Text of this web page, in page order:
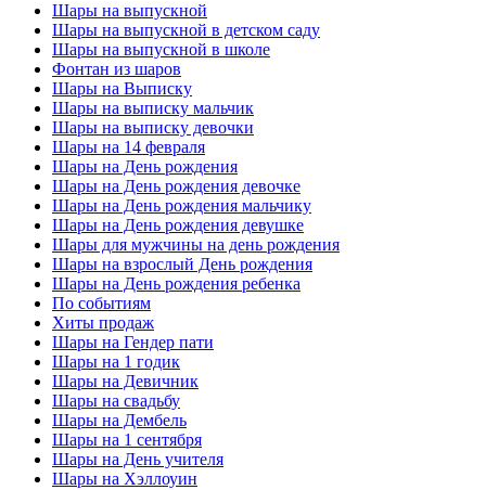
Шары на выпускной
Шары на выпускной в детском саду
Шары на выпускной в школе
Фонтан из шаров
Шары на Выписку
Шары на выписку мальчик
Шары на выписку девочки
Шары на 14 февраля
Шары на День рождения
Шары на День рождения девочке
Шары на День рождения мальчику
Шары на День рождения девушке
Шары для мужчины на день рождения
Шары на взрослый День рождения
Шары на День рождения ребенка
По событиям
Хиты продаж
Шары на Гендер пати
Шары на 1 годик
Шары на Девичник
Шары на свадьбу
Шары на Дембель
Шары на 1 сентября
Шары на День учителя
Шары на Хэллоуин